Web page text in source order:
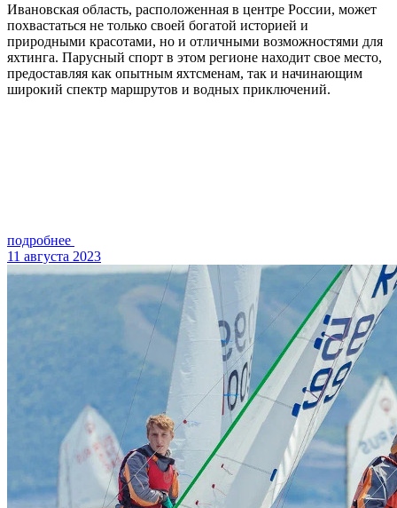
Ивановская область, расположенная в центре России, может
похвастаться не только своей богатой историей и
природными красотами, но и отличными возможностями для
яхтинга. Парусный спорт в этом регионе находит свое место,
предоставляя как опытным яхтсменам, так и начинающим
широкий спектр маршрутов и водных приключений.
подробнее
11 августа 2023